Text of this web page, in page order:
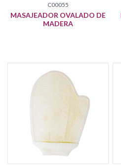
C00055
MASAJEADOR OVALADO DE
MADERA